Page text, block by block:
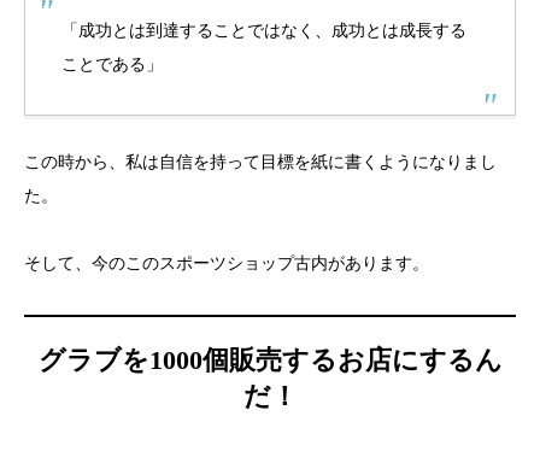
「成功とは到達することではなく、成功とは成長する
ことである」
この時から、私は自信を持って目標を紙に書くようになりまし
た。
そして、今のこのスポーツショップ古内があります。
グラブを1000個販売するお店にするん
だ！